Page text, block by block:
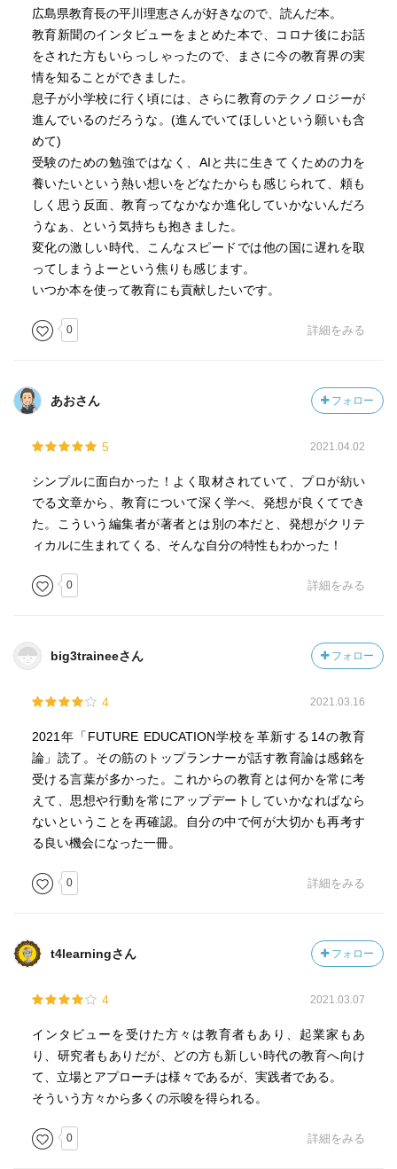
広島県教育長の平川理恵さんが好きなので、読んだ本。
教育新聞のインタビューをまとめた本で、コロナ後にお話
をされた方もいらっしゃったので、まさに今の教育界の実
情を知ることができました。
息子が小学校に行く頃には、さらに教育のテクノロジーが
進んでいるのだろうな。(進んでいてほしいという願いも含
めて)
受験のための勉強ではなく、AIと共に生きてくための力を
養いたいという熱い想いをどなたからも感じられて、頼も
しく思う反面、教育ってなかなか進化していかないんだろ
うなぁ、という気持ちも抱きました。
変化の激しい時代、こんなスピードでは他の国に遅れを取
ってしまうよーという焦りも感じます。
いつか本を使って教育にも貢献したいです。
0 詳細をみる
あおさん フォロー
5 2021.04.02
シンプルに面白かった！よく取材されていて、プロが紡い
でる文章から、教育について深く学べ、発想が良くてでき
た。こういう編集者が著者とは別の本だと、発想がクリテ
ィカルに生まれてくる、そんな自分の特性もわかった！
0 詳細をみる
big3traineeさん フォロー
4 2021.03.16
2021年「FUTURE EDUCATION学校を革新する14の教育
論」読了。その筋のトップランナーが話す教育論は感銘を
受ける言葉が多かった。これからの教育とは何かを常に考
えて、思想や行動を常にアップデートしていかなればなら
ないということを再確認。自分の中で何が大切かも再考す
る良い機会になった一冊。
0 詳細をみる
t4learningさん フォロー
4 2021.03.07
インタビューを受けた方々は教育者もあり、起業家もあ
り、研究者もありだが、どの方も新しい時代の教育へ向け
て、立場とアプローチは様々であるが、実践者である。
そういう方々から多くの示唆を得られる。
0 詳細をみる